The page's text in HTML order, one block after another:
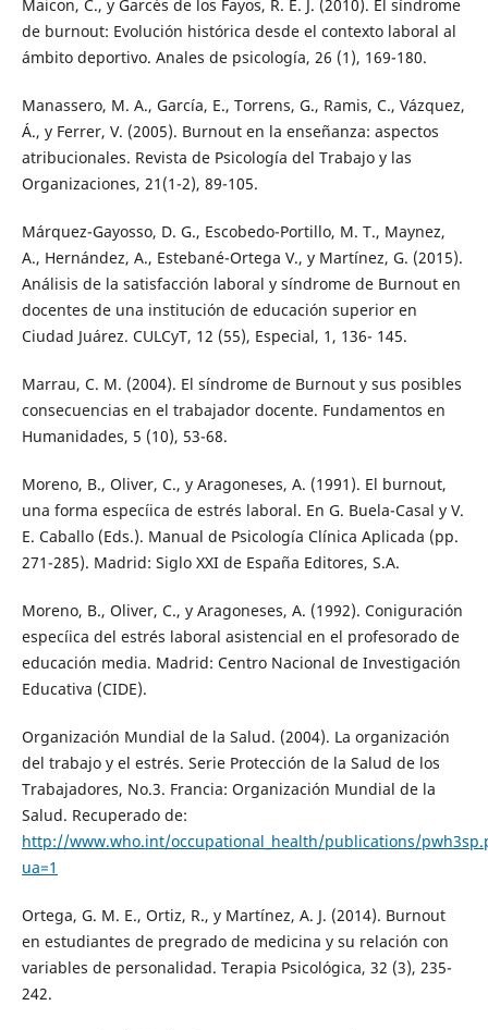
Maicon, C., y Garcés de los Fayos, R. E. J. (2010). El síndrome
de burnout: Evolución histórica desde el contexto laboral al
ámbito deportivo. Anales de psicología, 26 (1), 169-180.
Manassero, M. A., García, E., Torrens, G., Ramis, C., Vázquez,
Á., y Ferrer, V. (2005). Burnout en la enseñanza: aspectos
atribucionales. Revista de Psicología del Trabajo y las
Organizaciones, 21(1-2), 89-105.
Márquez-Gayosso, D. G., Escobedo-Portillo, M. T., Maynez,
A., Hernández, A., Estebané-Ortega V., y Martínez, G. (2015).
Análisis de la satisfacción laboral y síndrome de Burnout en
docentes de una institución de educación superior en
Ciudad Juárez. CULCyT, 12 (55), Especial, 1, 136- 145.
Marrau, C. M. (2004). El síndrome de Burnout y sus posibles
consecuencias en el trabajador docente. Fundamentos en
Humanidades, 5 (10), 53-68.
Moreno, B., Oliver, C., y Aragoneses, A. (1991). El burnout,
una forma especíica de estrés laboral. En G. Buela-Casal y V.
E. Caballo (Eds.). Manual de Psicología Clínica Aplicada (pp.
271-285). Madrid: Siglo XXI de España Editores, S.A.
Moreno, B., Oliver, C., y Aragoneses, A. (1992). Coniguración
especíica del estrés laboral asistencial en el profesorado de
educación media. Madrid: Centro Nacional de Investigación
Educativa (CIDE).
Organización Mundial de la Salud. (2004). La organización
del trabajo y el estrés. Serie Protección de la Salud de los
Trabajadores, No.3. Francia: Organización Mundial de la
Salud. Recuperado de:
http://www.who.int/occupational_health/publications/
ua=1
Ortega, G. M. E., Ortiz, R., y Martínez, A. J. (2014). Burnout
en estudiantes de pregrado de medicina y su relación con
variables de personalidad. Terapia Psicológica, 32 (3), 235-
242.